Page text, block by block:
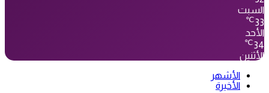
السبت
33
℃
الأحد
34
℃
الأثنين
الأشهر
الأخيرة